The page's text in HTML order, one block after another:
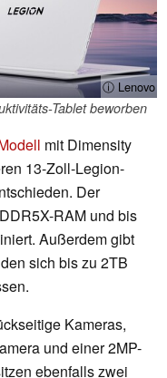
ⓘ Lenovo
Tablet beworben
mit Dimensity
13-Zoll-Legion-
Der
RAM und bis
Außerdem gibt
sich bis zu 2TB
Kameras,
und einer 2MP-
ebenfalls zwei